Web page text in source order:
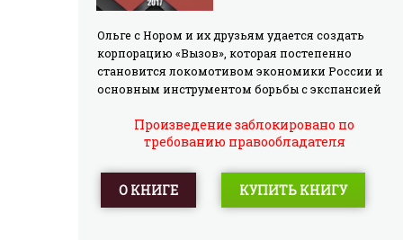
Ольге с Нором и их друзьям удается создать
корпорацию «Вызов», которая постепенно
становится локомотивом экономики России и
основным инструментом борьбы с экспансией
влиятельных людей в России и путают планы
государств Запада в отношении нашей страны.
жизнь и игры богов, которые они переносят на
Землю. Нужно как можно быстрее укрепиться,
Произведение заблокировано по
требованию правообладателя
О КНИГЕ КУПИТЬ КНИГУ